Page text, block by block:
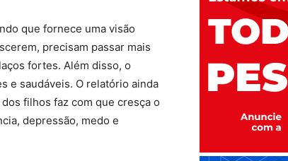
que fornece uma visão
precisam passar mais
fortes. Além disso, o
e saudáveis. O relatório ainda
filhos faz com que cresça o
depressão, medo e